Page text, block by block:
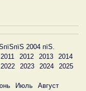
2004 пїЅ.
2011 2012 2013
2014
2022 2023 2024
2025
Июль
Август